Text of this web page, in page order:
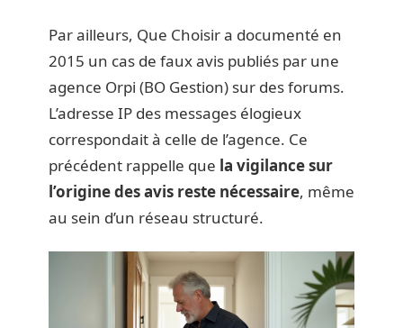
Par ailleurs, Que Choisir a documenté en
2015 un cas de faux avis publiés par une
agence Orpi (BO Gestion) sur des forums.
L’adresse IP des messages élogieux
correspondait à celle de l’agence. Ce
précédent rappelle que la vigilance sur
l’origine des avis reste nécessaire, même
au sein d’un réseau structuré.